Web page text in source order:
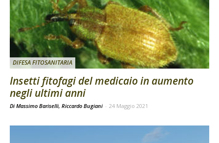
DIFESA FITOSANITARIA
Insetti fitofagi del medicaio in aumento
negli ultimi anni
Di Massimo Bariselli, Riccardo Bugiani - 24 Maggio 2021